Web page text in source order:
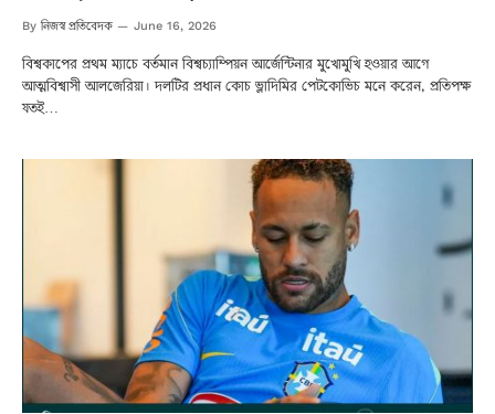
By নিজস্ব প্রতিবেদক June 16, 2026
বিশ্বকাপের প্রথম ম্যাচে বর্তমান বিশ্বচ্যাম্পিয়ন আর্জেন্টিনার মুখোমুখি হওয়ার আগে
আত্মবিশ্বাসী আলজেরিয়া। দলটির প্রধান কোচ ভ্লাদিমির পেটকোভিচ মনে করেন, প্রতিপক্ষ
যতই…